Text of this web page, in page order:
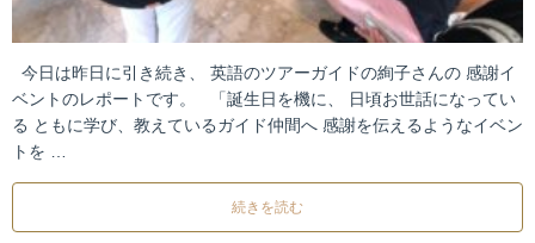
今日は昨日に引き続き、 英語のツアーガイドの絢子さんの 感謝イ
ベントのレポートです。 「誕生日を機に、 日頃お世話になってい
る ともに学び、教えているガイド仲間へ 感謝を伝えるようなイベン
トを …
続きを読む